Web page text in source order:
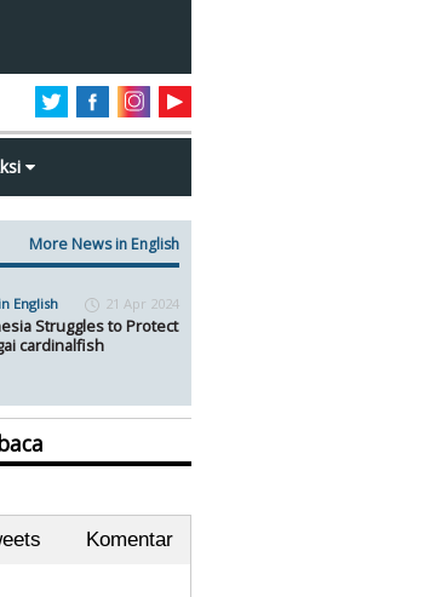
More News in English
English 21 Apr 2024
Struggles to Protect
cardinalfish
Komentar